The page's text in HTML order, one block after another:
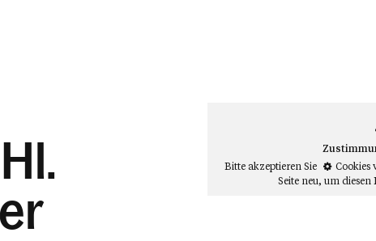
Bitte akzeptieren Sie
Cookies
Seite neu, um diesen